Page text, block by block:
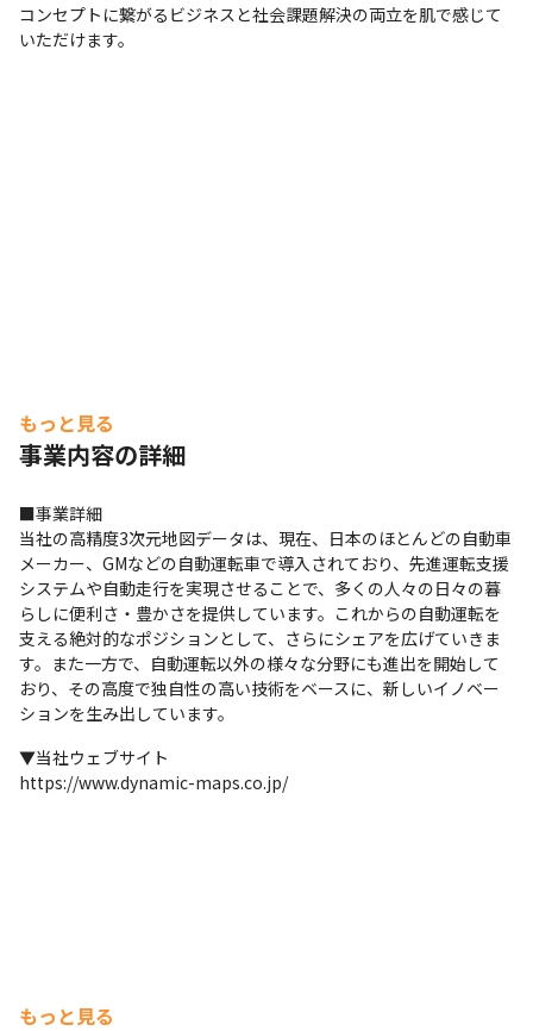
コンセプトに繋がるビジネスと社会課題解決の両立を肌で感じて
いただけます。
もっと見る
事業内容の詳細
■事業詳細
当社の高精度3次元地図データは、現在、日本のほとんどの自動車
メーカー、GMなどの自動運転車で導入されており、先進運転支援
システムや自動走行を実現させることで、多くの人々の日々の暮
らしに便利さ・豊かさを提供しています。これからの自動運転を
支える絶対的なポジションとして、さらにシェアを広げていきま
す。また一方で、自動運転以外の様々な分野にも進出を開始して
おり、その高度で独自性の高い技術をベースに、新しいイノベー
ションを生み出しています。
▼当社ウェブサイト
https://www.dynamic-maps.co.jp/
もっと見る